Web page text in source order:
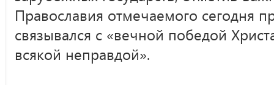
Православия отмечаемого сегодня
связывался с «вечной победой
всякой неправдой».